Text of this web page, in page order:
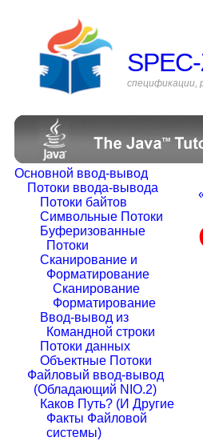
спецификации,
Основной ввод-вывод
Потоки ввода-вывода
Потоки байтов
Символьные Потоки
Буферизованные
Потоки
Сканирование и
Форматирование
Сканирование
Форматирование
Ввод-вывод из
Командной строки
Потоки данных
Объектные Потоки
Файловый ввод-вывод
(Обладающий NIO.2)
Каков Путь? (И Другие
Факты Файловой
системы)